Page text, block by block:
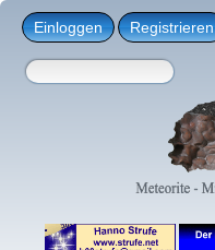
Einloggen Registrieren